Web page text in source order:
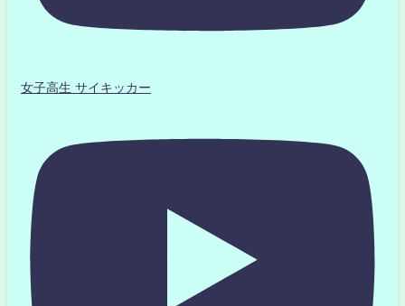
女子高生 サイキッカー